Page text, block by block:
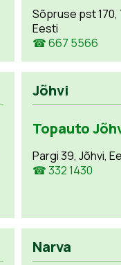
Sõpruse pst 170,
Eesti
☎ 667 5566
Jõhvi
Topauto
Pargi 39, Jõhvi,
☎ 332 1430
Narva